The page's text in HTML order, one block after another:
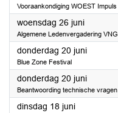
Vooraankondiging WOEST Impuls
woensdag 26 juni2024
Algemene Ledenvergadering VNG
donderdag 20 juni2024
Blue Zone Festival
donderdag 20 juni2024
Beantwoording technische vragen
dinsdag 18 juni2024